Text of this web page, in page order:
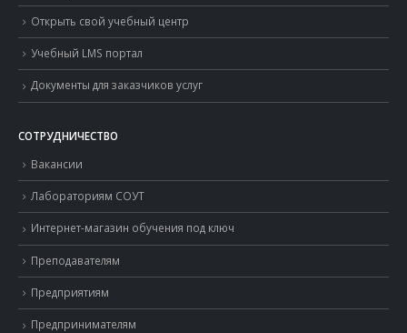
Открыть свой учебный центр
Учебный LMS портал
Документы для заказчиков услуг
СОТРУДНИЧЕСТВО
Вакансии
Лабораториям СОУТ
Интернет-магазин обучения под ключ
Преподавателям
Предприятиям
Предпринимателям